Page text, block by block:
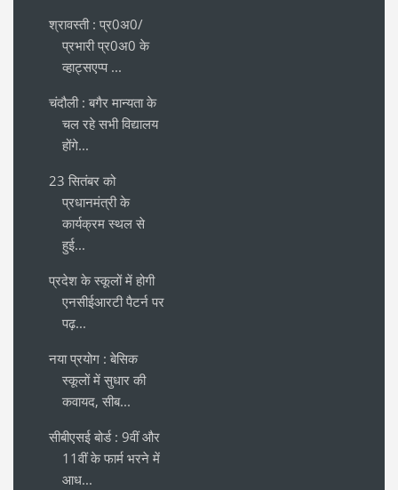
श्रावस्ती : प्र0अ0/
प्रभारी प्र0अ0 के
व्हाट्सएप्प ...
चंदौली : बगैर मान्यता के
चल रहे सभी विद्यालय
होंगे...
23 सितंबर को
प्रधानमंत्री के
कार्यक्रम स्थल से
हुई...
प्रदेश के स्कूलों में होगी
एनसीईआरटी पैटर्न पर
पढ़...
नया प्रयोग : बेसिक
स्कूलों में सुधार की
कवायद, सीब...
सीबीएसई बोर्ड : 9वीं और
11वीं के फार्म भरने में
आध...